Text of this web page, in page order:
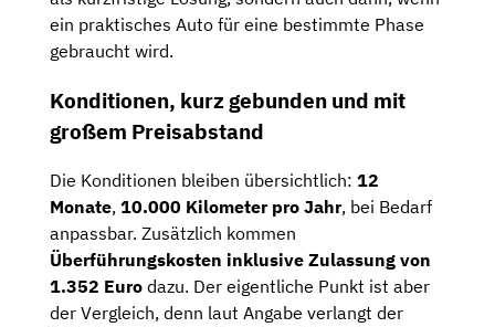
ein praktisches Auto für eine bestimmte Phase
gebraucht wird.
Konditionen, kurz gebunden und mit
großem Preisabstand
Die Konditionen bleiben übersichtlich: 12
Monate, 10.000 Kilometer pro Jahr, bei Bedarf
anpassbar. Zusätzlich kommen
Überführungskosten inklusive Zulassung von
1.352 Euro dazu. Der eigentliche Punkt ist aber
der Vergleich, denn laut Angabe verlangt der